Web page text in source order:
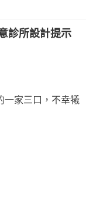
診所設計提示
一家三口，不幸犧